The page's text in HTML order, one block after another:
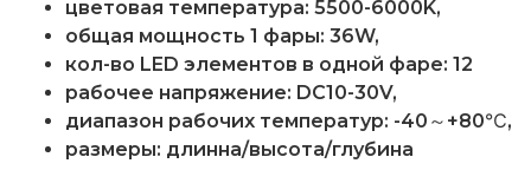
цветовая температура: 5500-6000K,
общая мощность 1 фары: 36W,
кол-во LED элементов в одной фаре: 12
рабочее напряжение: DC10-30V,
диапазон рабочих температур: -40～+80℃,
размеры: длинна/высота/глубина